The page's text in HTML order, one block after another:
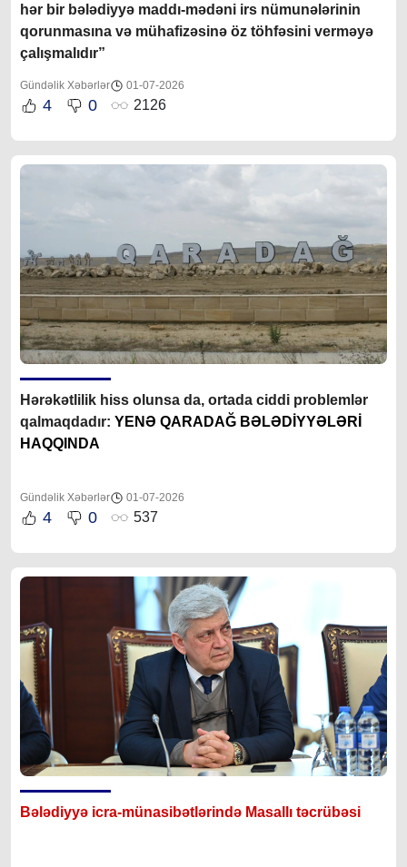
hər bir bələdiyyə maddı-mədəni irs nümunələrinin
qorunmasına və mühafizəsinə öz töhfəsini verməyə
çalışmalıdır”
Gündəlik Xəbərlər 01-07-2026
4 0 2126
Hərəkətlilik hiss olunsa da, ortada ciddi problemlər
qalmaqdadır: YENƏ QARADAĞ BƏLƏDİYYƏLƏRİ
HAQQINDA
Gündəlik Xəbərlər 01-07-2026
4 0 537
Bələdiyyə icra-münasibətlərində Masallı təcrübəsi